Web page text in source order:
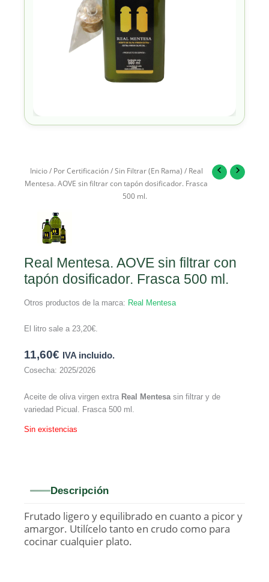
Inicio/ Por Certificación/Sin Filtrar (En Rama) / Real
Mentesa. AOVE sin filtrar con tapón dosificador. Frasca
500 ml.
Real Mentesa. AOVE sin filtrar con
tapón dosificador. Frasca 500 ml.
Otros productos de la marca: Real Mentesa
El litro sale a 23,20€.
11,60€ IVA incluido.
Cosecha: 2025/2026
Aceite de oliva virgen extra Real Mentesa sin filtrar y de
variedad Picual. Frasca 500 ml.
Sin existencias
Descripción
Frutado ligero y equilibrado en cuanto a picor y
amargor. Utilícelo tanto en crudo como para
cocinar cualquier plato.